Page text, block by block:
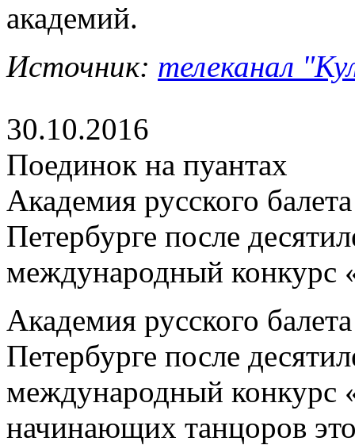
академий.
Источник: телеканал
30.10.2016
Поединок на пуантах
Академия русского
Петербурге после
международный конкурс
Академия русского
Петербурге после
международный конкурс
начинающих танцоров